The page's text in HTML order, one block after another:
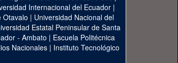
Internacional del Ecuador|
Otavalo | Universidad Nacional del
Estatal Peninsular de Santa
- Ambato | Escuela Politécnica
Nacionales | Instituto Tecnológico